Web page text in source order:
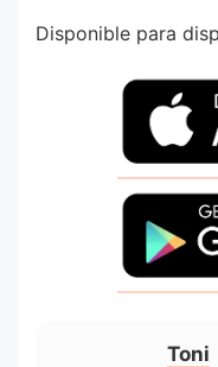
Disponible para
Toni